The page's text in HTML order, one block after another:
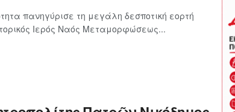
πανηγύρισε τη μεγάλη δεσποτική εορτή
Ιερός Ναός Μεταμορφώσεως...